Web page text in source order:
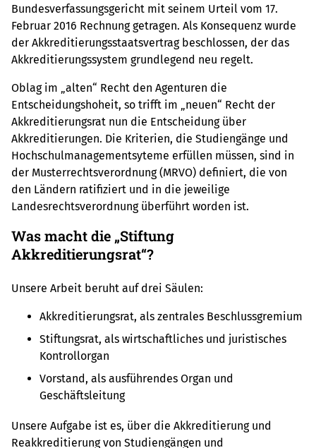
Bundesverfassungsgericht mit seinem Urteil vom 17.
Februar 2016 Rechnung getragen. Als Konsequenz wurde
der Akkreditierungsstaatsvertrag beschlossen, der das
Akkreditierungssystem grundlegend neu regelt.
Oblag im „alten“ Recht den Agenturen die
Entscheidungshoheit, so trifft im „neuen“ Recht der
Akkreditierungsrat nun die Entscheidung über
Akkreditierungen. Die Kriterien, die Studiengänge und
Hochschulmanagementsyteme erfüllen müssen, sind in
der Musterrechtsverordnung (MRVO) definiert, die von
den Ländern ratifiziert und in die jeweilige
Landesrechtsverordnung überführt worden ist.
Was macht die „Stiftung
Akkreditierungsrat“?
Unsere Arbeit beruht auf drei Säulen:
Akkreditierungsrat, als zentrales Beschlussgremium
Stiftungsrat, als wirtschaftliches und juristisches
Kontrollorgan
Vorstand, als ausführendes Organ und
Geschäftsleitung
Unsere Aufgabe ist es, über die Akkreditierung und
Reakkreditierung von Studiengängen und